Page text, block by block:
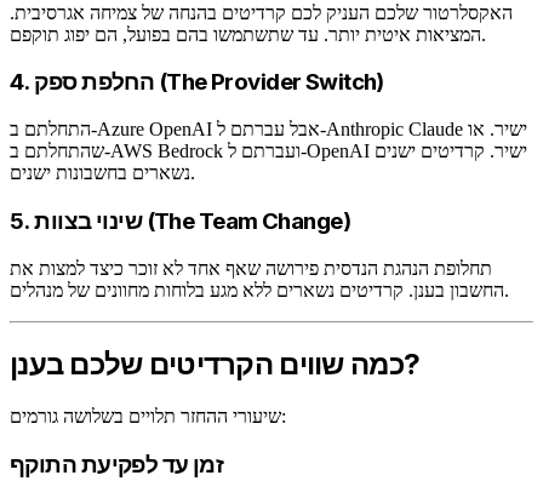
האקסלרטור שלכם העניק לכם קרדיטים בהנחה של צמיחה אגרסיבית.
המציאות איטית יותר. עד שתשתמשו בהם בפועל, הם יפוג תוקפם.
4. החלפת ספק (The Provider Switch)
התחלתם ב-Azure OpenAI אבל עברתם ל-Anthropic Claude ישיר. או
שהתחלתם ב-AWS Bedrock ועברתם ל-OpenAI ישיר. קרדיטים ישנים
נשארים בחשבונות ישנים.
5. שינוי בצוות (The Team Change)
תחלופת הנהגת הנדסית פירושה שאף אחד לא זוכר כיצד למצות את
החשבון בענן. קרדיטים נשארים ללא מגע בלוחות מחוונים של מנהלים.
כמה שווים הקרדיטים שלכם בענן?
שיעורי ההחזר תלויים בשלושה גורמים:
זמן עד לפקיעת התוקף